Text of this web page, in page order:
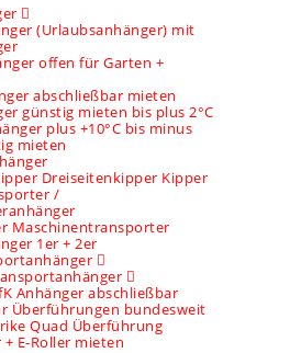
(Urlaubsanhänger) mit
offen für Garten +
abschließbar mieten
günstig mieten bis plus 2°C
plus +10°C bis minus
mieten
Dreiseitenkipper Kipper
/
Maschinentransporter
1er + 2er
Anhänger abschließbar
Überführungen bundesweit
Quad Überführung
E-Roller mieten